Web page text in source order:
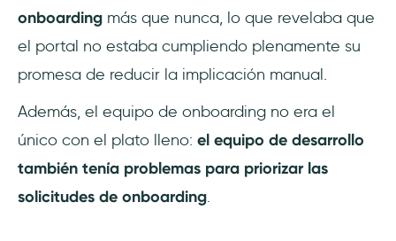
onboarding más que nunca, lo que revelaba que
el portal no estaba cumpliendo plenamente su
promesa de reducir la implicación manual.
Además, el equipo de onboarding no era el
único con el plato lleno: el equipo de desarrollo
también tenía problemas para priorizar las
solicitudes de onboarding.